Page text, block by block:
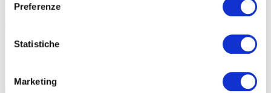
Preferenze
Statistiche
Marketing